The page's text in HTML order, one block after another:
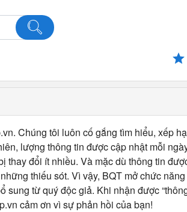
Chúng tôi luôn cố gắng tìm hiểu, xếp
lượng thông tin được cập nhật mỗi
đổi ít nhiều. Và mặc dù thông tin
thiếu sót. Vì vậy, BQT mở chức năng
từ quý độc giả. Khi nhận được
cảm ơn vì sự phản hồi của bạn!